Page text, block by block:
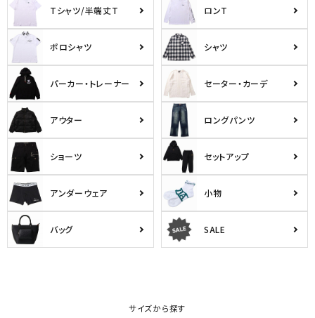
Tシャツ/半端丈T ロンT
ポロシャツ シャツ
パーカー・トレーナー セーター・カーデ
アウター ロングパンツ
ショーツ セットアップ
アンダーウェア 小物
バッグ SALE
サイズから探す